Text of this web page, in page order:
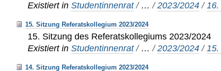
Existiert in Studentinnenrat / …/2023/2024 /
15. Sitzung Referatskollegium 2023/2024
15. Sitzung des Referatskollegiums 2023/2024
Existiert in Studentinnenrat / …/2023/2024 /
14. Sitzung Referatskollegium 2023/2024